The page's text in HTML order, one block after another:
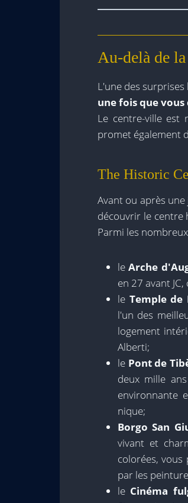
Au-delà de
L'une des
une fois que
Le centre-ville est
promet également
The Historic
Avant ou après
découvrir le centre
Parmi les
leArche
en 27 avant
le Temple de
l'un des
logement
Alberti;
le Pont de
deux mille
environnante
nique;
Borgo San
vivant et
colorées,
par les
le Cinéma